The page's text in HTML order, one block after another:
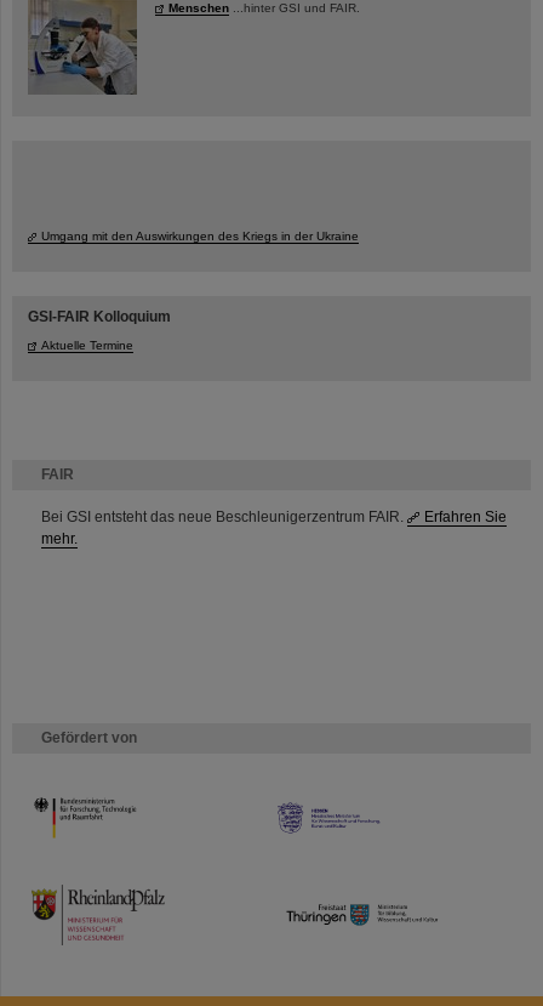
FAIR
Bei GSI entsteht das neue Beschleunigerzentrum FAIR.
Erfahren Sie
mehr.
Gefördert von
HMWK
TMWWDG
Menschen ...hinter GSI und FAIR.
Umgang mit den Auswirkungen des Kriegs in der Ukraine
GSI-FAIR Kolloquium
Aktuelle Termine